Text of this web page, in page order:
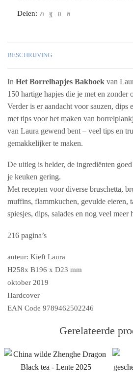
Delen:
BESCHRIJVING
In Het Borrelhapjes Bakboek van
150 hartige hapjes die je met en zonder
Verder is er aandacht voor sauzen, dips
met tips voor het maken van
van Laura gewend bent – veel tips en
gemakkelijker te maken.
De uitleg is helder, de ingrediënten
je keuken gering.
Met recepten voor diverse bruschetta,
muffins, flammkuchen, gevulde eieren,
spiesjes, dips, salades en nog veel meer
216 pagina’s
auteur: Kieft Laura
H258x B196 x D23 mm
oktober 2019
Hardcover
EAN Code 9789462502246
Gerelateerde